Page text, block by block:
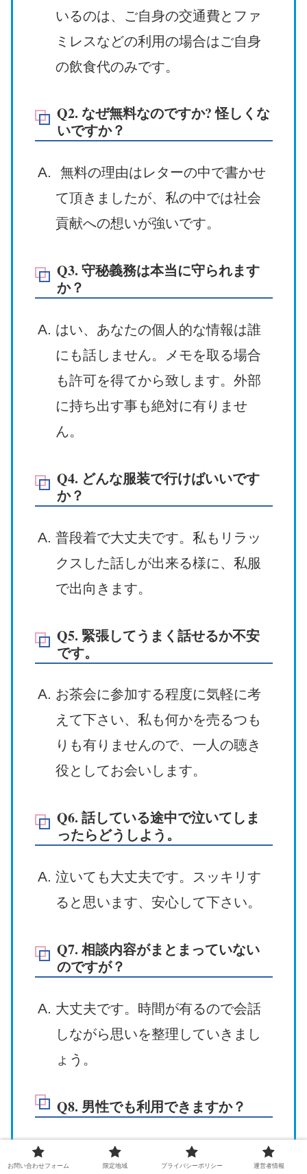
いるのは、ご自身の交通費とファ
ミレスなどの利用の場合はご自身
の飲食代のみです。
Q2. なぜ無料なのですか? 怪しくな
いですか？
無料の理由はレターの中で書かせ
て頂きましたが、私の中では社会
貢献への想いが強いです。
Q3. 守秘義務は本当に守られます
か？
はい、あなたの個人的な情報は誰
にも話しません。メモを取る場合
も許可を得てから致します。外部
に持ち出す事も絶対に有りませ
ん。
Q4. どんな服装で行けばいいです
か？
普段着で大丈夫です。私もリラッ
クスした話しが出来る様に、私服
で出向きます。
Q5. 緊張してうまく話せるか不安
です。
お茶会に参加する程度に気軽に考
えて下さい、私も何かを売るつも
りも有りませんので、一人の聴き
役としてお会いします。
Q6. 話している途中で泣いてしま
ったらどうしよう。
泣いても大丈夫です。スッキリす
ると思います、安心して下さい。
Q7. 相談内容がまとまっていない
のですが？
大丈夫です。時間が有るので会話
しながら思いを整理していきまし
ょう。
Q8. 男性でも利用できますか？
はい、もちろんです。二十歳以上
お問い合わせフォーム 限定地域 プライバシーポリシー 運営者情報